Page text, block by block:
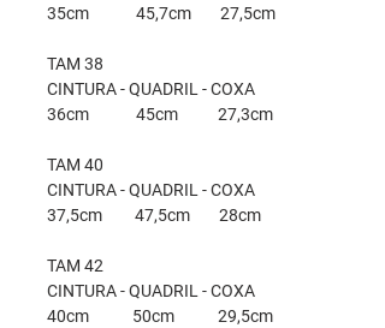
35cm 45,7cm 27,5cm
TAM 38
CINTURA - QUADRIL - COXA
36cm 45cm 27,3cm
TAM 40
CINTURA - QUADRIL - COXA
37,5cm 47,5cm 28cm
TAM 42
CINTURA - QUADRIL - COXA
40cm 50cm 29,5cm